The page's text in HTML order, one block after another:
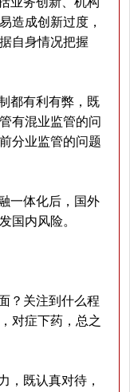
造成创新过度，
自身情况把握
都有利有弊，既
有混业监管的问
分业监管的问题
一体化后，国外
国内风险。
？关注到什么程
对症下药，总之
，既认真对待，